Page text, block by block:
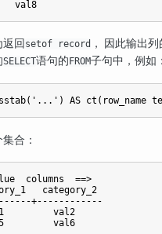
回 setof record ， 因此输出
SELECT语句的 FROM子句中，例如：
合：
columns  ==>
category_2
+------------
val2